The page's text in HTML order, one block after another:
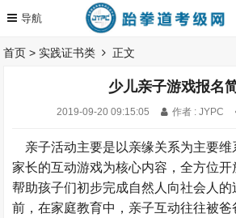
首页 > 实践证书类 正文
少儿亲子游戏报名
2019-09-20 09:15:05 作者 : JYPC
亲子活动主要是以亲缘关系为主要维
家长的互动游戏为核心内容，全方位开
帮助孩子们初步完成自然人向社会人的
前，在家庭教育中，亲子互动往往被